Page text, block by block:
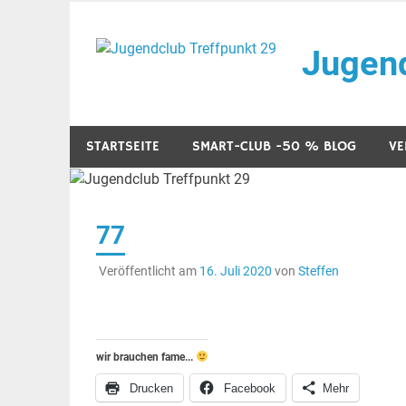
springen
STARTSEITE SMART-CLUB -50 % BLOG
77
Veröffentlicht am 16. Juli 2020 von Steffen
wir brauchen fame...
Drucken Facebook Mehr